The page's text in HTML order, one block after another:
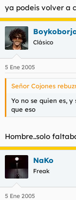
ya podeis volver a
Clásico
5 Ene 2005
Señor Cojones
Yo no se quien es,
que eso
Hombre..solo
NaKo
Freak
5 Ene 2005